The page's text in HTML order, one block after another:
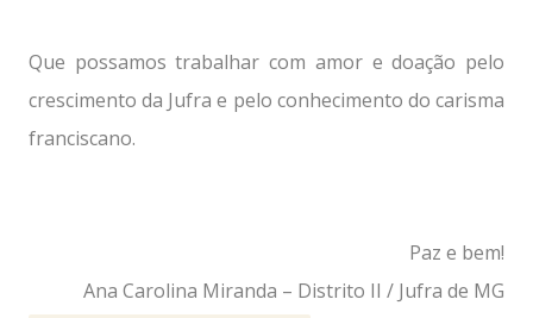
Que possamos trabalhar com amor e doação pelo
crescimento da Jufra e pelo conhecimento do carisma
franciscano.
Paz e bem!
Ana Carolina Miranda – Distrito II / Jufra de MG